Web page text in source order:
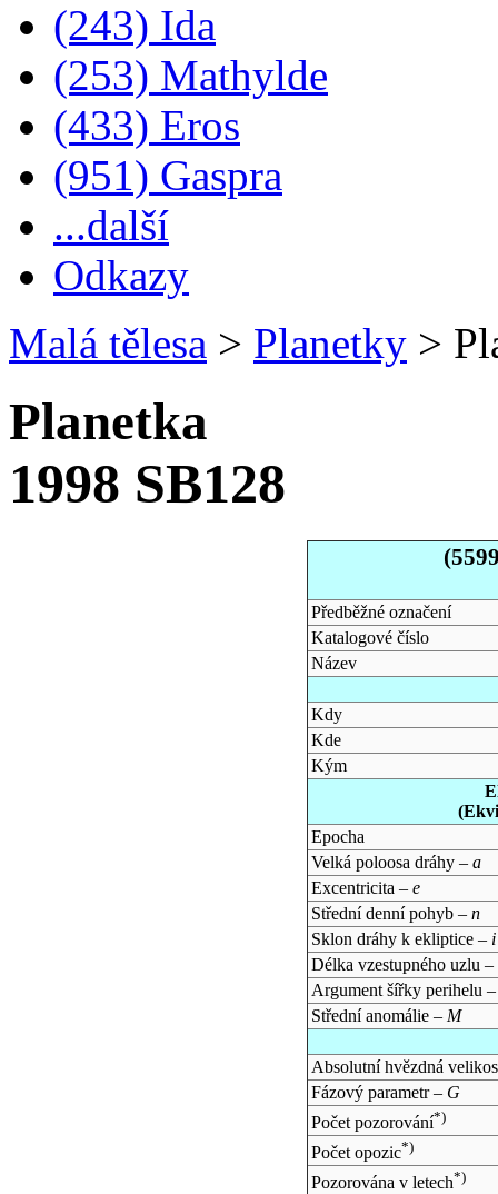
(243) Ida
(253) Mathylde
(433) Eros
(951) Gaspra
...další
Odkazy
Malá tělesa > Planetky >
Planetka
1998 SB128
Předběžné označení
Katalogové číslo
Název
Kdy
Kde
Kým
Epocha
Velká poloosa dráhy – a
Excentricita – e
Střední denní pohyb – n
Sklon dráhy k ekliptice – i
Délka vzestupného uzlu –
Argument šířky perihelu
Střední anomálie – M
Absolutní hvězdná
Fázový parametr – G
Počet pozorování*)
Počet opozic*)
Pozorována v letech*)